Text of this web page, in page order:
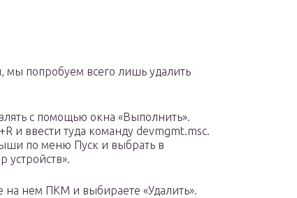
попробуем всего лишь удалить
с помощью окна «Выполнить».
и ввести туда команду devmgmt.msc.
по меню Пуск и выбрать в
устройств».
нем ПКМ и выбираете «Удалить».